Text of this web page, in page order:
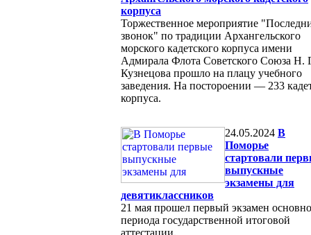
корпуса
Торжественное мероприятие
звонок" по традиции Архангельского
морского кадетского корпуса имени
Адмирала Флота Советского Союза Н.
Кузнецова прошло на плацу учебного
заведения. На постороении — 233
корпуса.
24.05.2024 В
Поморье
стартовали
выпускные
экзамены для
девятиклассников
21 мая прошел первый экзамен
периода государственной итоговой
аттестации.